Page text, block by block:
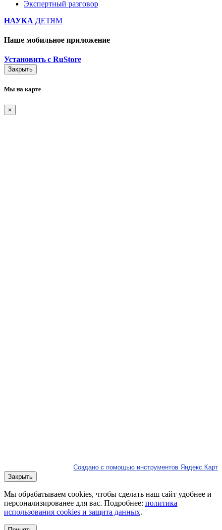
Экспертный разговор
НАУКА ДЕТЯМ
Наше мобильное приложение
Установить с RuStore
Закрыть
Мы на карте
×
Создано с помощью инструментов Яндекс.Карт
Закрыть
Мы обрабатываем cookies, чтобы сделать наш сайт удобнее и
персонализированее для вас. Подробнее: политика
использования cookies и защита данных.